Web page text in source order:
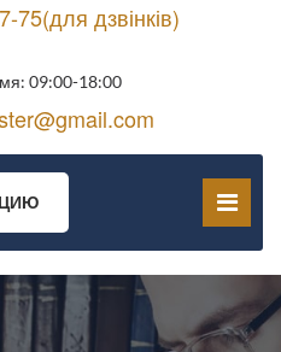
75(для дзвінків)
09:00-18:00